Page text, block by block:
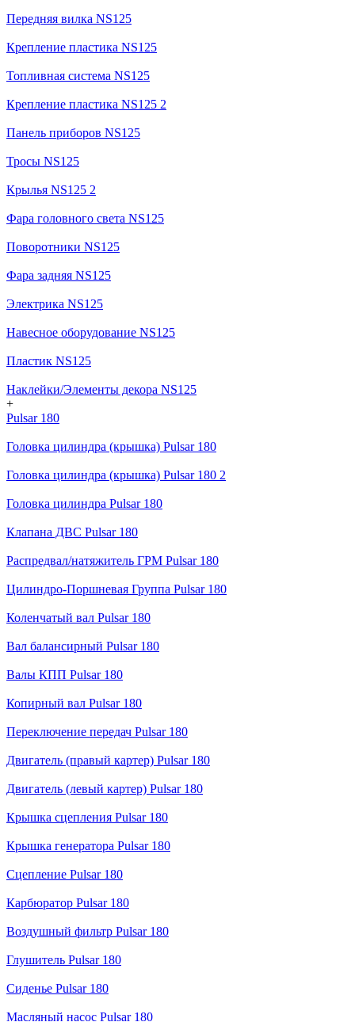
Передняя вилка NS125
Крепление пластика NS125
Топливная система NS125
Крепление пластика NS125 2
Панель приборов NS125
Тросы NS125
Крылья NS125 2
Фара головного света NS125
Поворотники NS125
Фара задняя NS125
Электрика NS125
Навесное оборудование NS125
Пластик NS125
Наклейки/Элементы декора NS125
+
Pulsar 180
Головка цилиндра (крышка) Pulsar 180
Головка цилиндра (крышка) Pulsar 180 2
Головка цилиндра Pulsar 180
Клапана ДВС Pulsar 180
Распредвал/натяжитель ГРМ Pulsar 180
Цилиндро-Поршневая Группа Pulsar 180
Коленчатый вал Pulsar 180
Вал балансирный Pulsar 180
Валы КПП Pulsar 180
Копирный вал Pulsar 180
Переключение передач Pulsar 180
Двигатель (правый картер) Pulsar 180
Двигатель (левый картер) Pulsar 180
Крышка сцепления Pulsar 180
Крышка генератора Pulsar 180
Сцепление Pulsar 180
Карбюратор Pulsar 180
Воздушный фильтр Pulsar 180
Глушитель Pulsar 180
Сиденье Pulsar 180
Масляный насос Pulsar 180